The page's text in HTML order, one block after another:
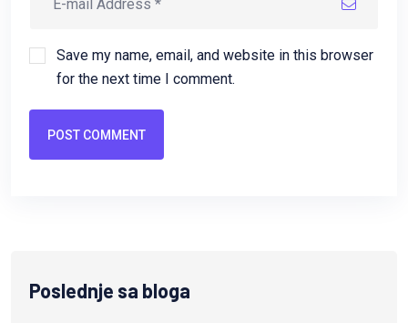
Save my name, email, and website in this browser
for the next time I comment.
POST COMMENT
Poslednje sa bloga